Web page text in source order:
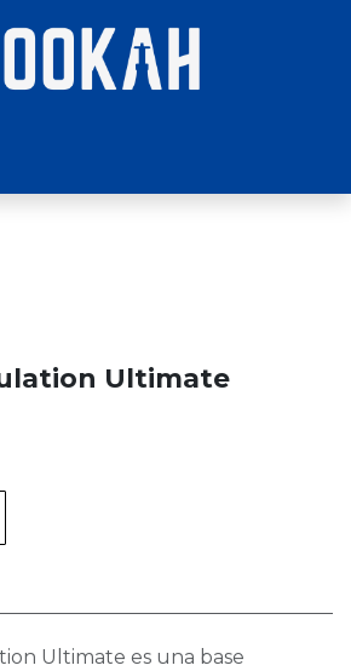
Ultimate
Ultimate es una base